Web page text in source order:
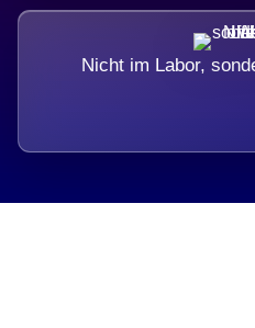
Nicht im Labor,